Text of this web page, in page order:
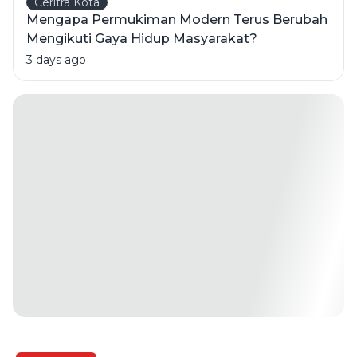
Mengapa Permukiman Modern Terus Berubah
Mengikuti Gaya Hidup Masyarakat?
3 days ago